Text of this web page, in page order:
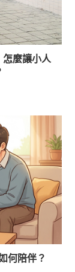
怎麼讓小人
何陪伴？